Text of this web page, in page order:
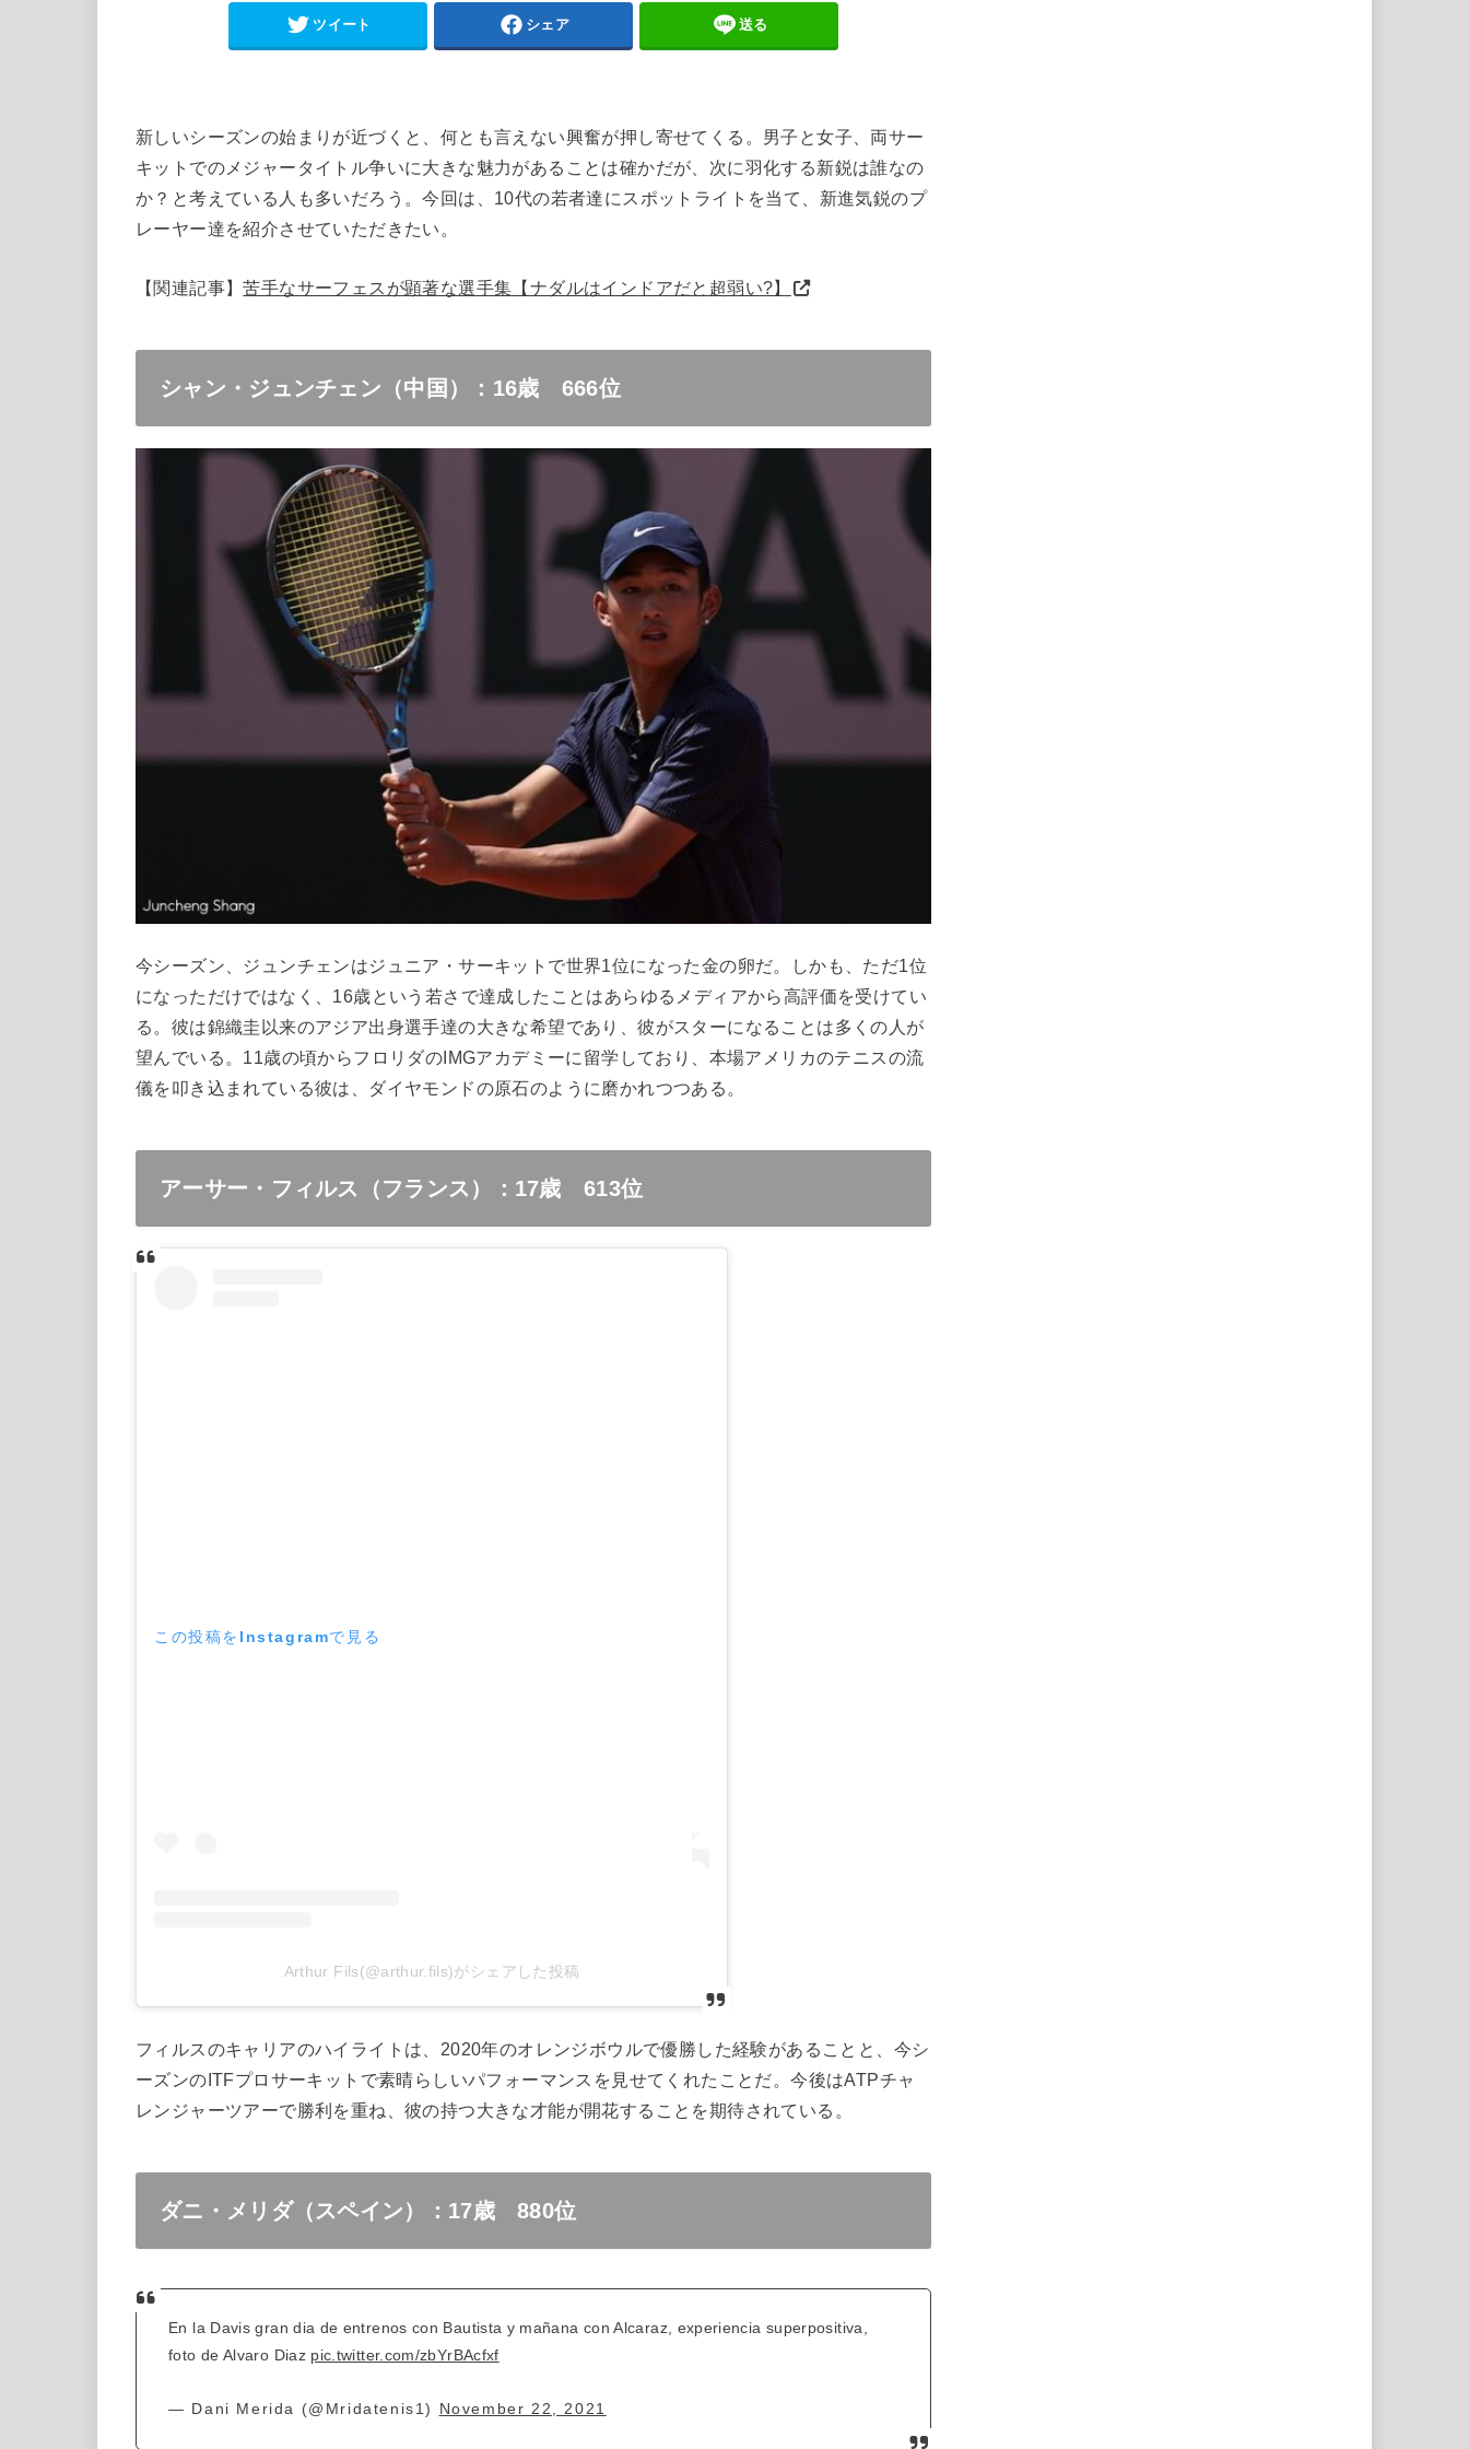
ツイート シェア 送る
新しいシーズンの始まりが近づくと、何とも言えない興奮が押し寄せてくる。男子と女子、両サー
キットでのメジャータイトル争いに大きな魅力があることは確かだが、次に羽化する新鋭は誰なの
か？と考えている人も多いだろう。今回は、10代の若者達にスポットライトを当て、新進気鋭のプ
レーヤー達を紹介させていただきたい。
【関連記事】苦手なサーフェスが顕著な選手集【ナダルはインドアだと超弱い?】
シャン・ジュンチェン（中国）：16歳 666位
今シーズン、ジュンチェンはジュニア・サーキットで世界1位になった金の卵だ。しかも、ただ1位
になっただけではなく、 16歳という若さで達成したことはあらゆるメディアから高評価を受けてい
る。彼は錦織圭以来のアジア出身選手達の大きな希望であり、彼がスターになることは多くの人が
望んでいる。 11歳の頃からフロリダのIMGアカデミーに留学しており、本場アメリカのテニスの流
儀を叩き込まれている彼は、ダイヤモンドの原石のように磨かれつつある。
アーサー・フィルス（フランス）：17歳 613位
この投稿をInstagramで見る
Arthur Fils(@arthur.fils)がシェアした投稿
フィルスのキャリアのハイライトは、 2020年のオレンジボウルで優勝した経験があることと、今シ
ーズンの ITFプロサーキットで素晴らしいパフォーマンスを見せてくれたことだ。今後はATPチャ
レンジャーツアーで勝利を重ね、彼の持つ大きな才能が開花することを期待されている。
ダニ・メリダ（スペイン）：17歳 880位
En la Davis gran dia de entrenos con Bautista y mañana con Alcaraz, experiencia superpositiva,
foto de Alvaro Diaz pic.twitter.com/zbYrBAcfxf
— Dani Merida (@Mridatenis1) November 22, 2021